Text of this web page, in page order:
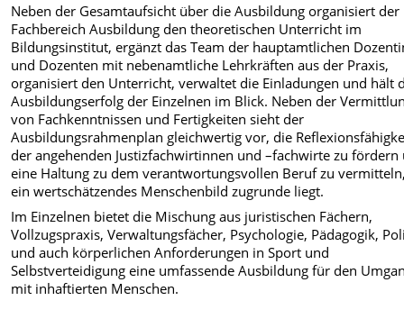
Neben der Gesamtaufsicht über die Ausbildung organisiert der
Fachbereich Ausbildung den theoretischen Unterricht im
Bildungsinstitut, ergänzt das Team der hauptamtlichen
und Dozenten mit nebenamtliche Lehrkräften aus der Praxis,
organisiert den Unterricht, verwaltet die Einladungen und hält
Ausbildungserfolg der Einzelnen im Blick. Neben der
von Fachkenntnissen und Fertigkeiten sieht der
Ausbildungsrahmenplan gleichwertig vor, die
der angehenden Justizfachwirtinnen und –fachwirte zu fördern
eine Haltung zu dem verantwortungsvollen Beruf zu
ein wertschätzendes Menschenbild zugrunde liegt.
Im Einzelnen bietet die Mischung aus juristischen Fächern,
Vollzugspraxis, Verwaltungsfächer, Psychologie, Pädagogik,
und auch körperlichen Anforderungen in Sport und
Selbstverteidigung eine umfassende Ausbildung für den
mit inhaftierten Menschen.